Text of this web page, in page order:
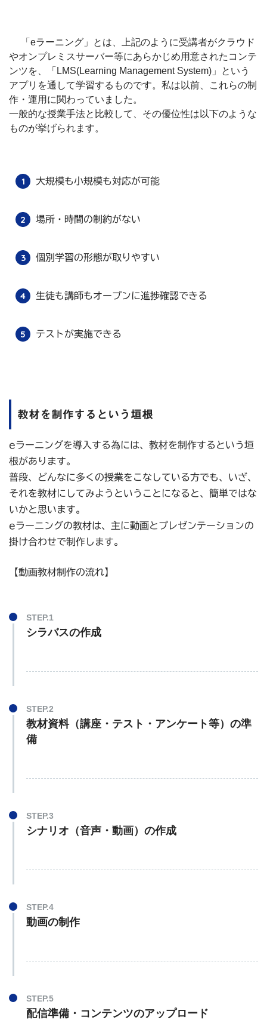
「eラーニング」とは、上記のように受講者がクラウド
やオンプレミスサーバー等にあらかじめ用意されたコンテ
ンツを、「LMS(Learning Management System)」という
アプリを通して学習するものです。私は以前、これらの制
作・運用に関わっていました。
一般的な授業手法と比較して、その優位性は以下のような
ものが挙げられます。
大規模も小規模も対応が可能
場所・時間の制約がない
個別学習の形態が取りやすい
生徒も講師もオープンに進捗確認できる
テストが実施できる
教材を制作するという垣根
eラーニングを導入する為には、教材を制作するという垣
根があります。
普段、どんなに多くの授業をこなしている方でも、いざ、
それを教材にしてみようということになると、簡単ではな
いかと思います。
eラーニングの教材は、主に動画とプレゼンテーションの
掛け合わせで制作します。
【動画教材制作の流れ】
STEP.1
シラバスの作成
STEP.2
教材資料（講座・テスト・アンケート等）の準
備
STEP.3
シナリオ（音声・動画）の作成
STEP.4
動画の制作
STEP.5
配信準備・コンテンツのアップロード